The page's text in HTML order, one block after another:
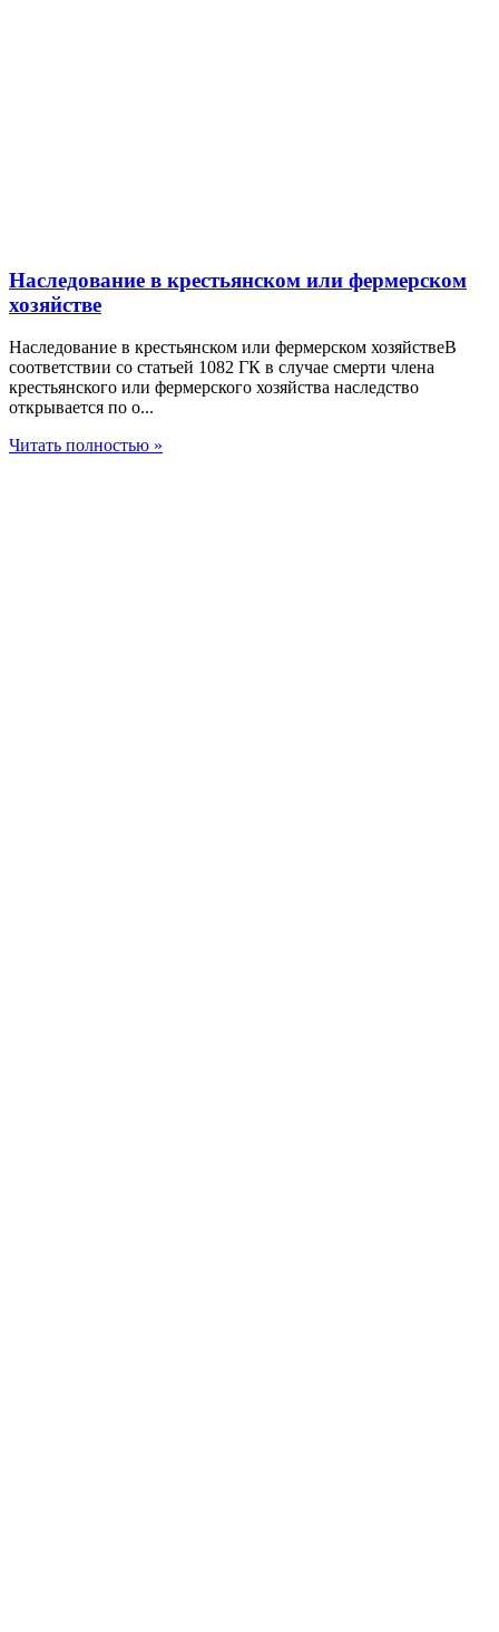
Наследование в крестьянском или фермерском
хозяйстве
Наследование в крестьянском или фермерском хозяйствеВ
соответствии со статьей 1082 ГК в случае смерти члена
крестьянского или фермерского хозяйства наследство
открывается по о...
Читать полностью »